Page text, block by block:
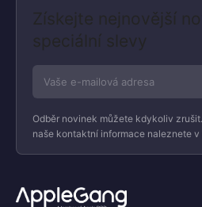
Získejte nejnovější
speciální slevy
Odběr novinek můžete kdykoliv
naše kontaktní informace naleznete v